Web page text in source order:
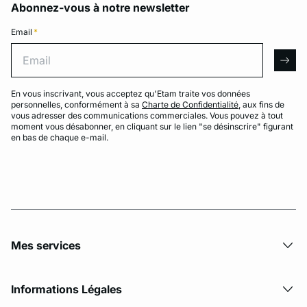
Abonnez-vous à notre newsletter
Email *
En vous inscrivant, vous acceptez qu'Etam traite vos données
personnelles, conformément à sa Charte de Confidentialité, aux fins de
vous adresser des communications commerciales. Vous pouvez à tout
moment vous désabonner, en cliquant sur le lien "se désinscrire" figurant
en bas de chaque e-mail.
Mes services
Informations Légales